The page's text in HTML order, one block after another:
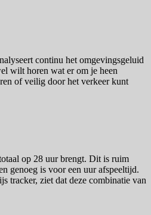
continu het omgevingsgeluid
wilt horen wat er om je heen
of veilig door het verkeer kunt
op 28 uur brengt. Dit is ruim
genoeg is voor een uur afspeeltijd.
tracker, ziet dat deze combinatie van